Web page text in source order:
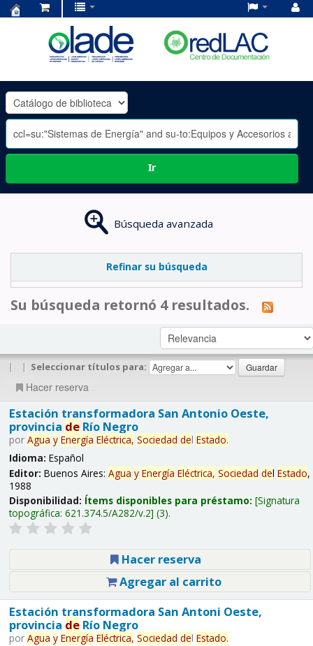
OLADE
-
Ir
Búsqueda avanzada
Refinar su búsqueda
Su búsqueda retornó 4 resultados.
| | Seleccionar títulos para:
Hacer reserva
Estación transformadora San Antonio Oeste,
provincia deRío Negro
por Agua y Energía Eléctrica, Sociedad del Estado.
Idioma: Español
Editor: Buenos Aires: Agua y Energía Eléctrica, Sociedad del Estado,
1988
Disponibilidad: Ítems disponibles para préstamo: Signatura
topográfica: 621.374.5/A282/v.2 (3).
Hacer reserva
Agregar al carrito
Estación transformadora San Antoni Oeste,
provincia deRío Negro
por Agua y Energía Eléctrica, Sociedad del Estado.